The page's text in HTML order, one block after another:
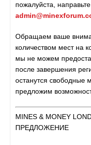
пожалуйста,
Обращаем ваше
количеством мест на
мы не можем
после завершения
останутся свободные
предложим
MINES & MONEY
ПРЕДЛОЖЕНИЕ